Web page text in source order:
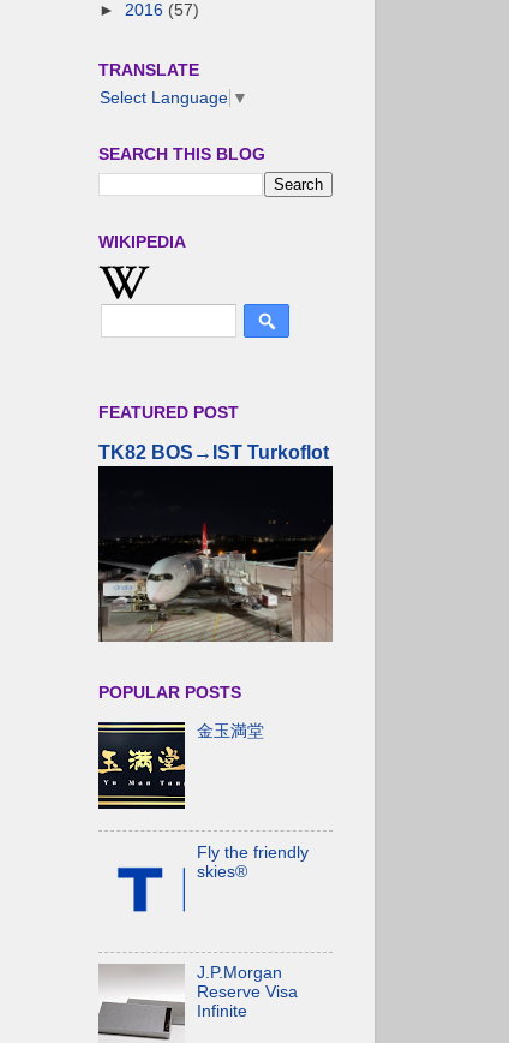
► 2016 (57)
TRANSLATE
Select Language ▼
SEARCH THIS BLOG
WIKIPEDIA
FEATURED POST
TK82 BOS→IST Turkoflot
POPULAR POSTS
金玉満堂
Fly the friendly
skies®
J.P.Morgan
Reserve Visa
Infinite